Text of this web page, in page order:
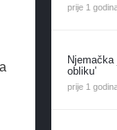
prije 1
Njemačka
obliku’
prije 1